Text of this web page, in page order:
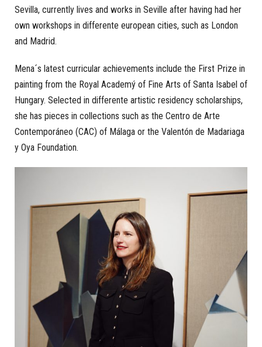
Sevilla, currently lives and works in Seville after having had her
own workshops in differente european cities, such as London
and Madrid.
Mena´s latest curricular achievements include the First Prize in
painting from the Royal Academý of Fine Arts of Santa Isabel of
Hungary. Selected in differente artistic residency scholarships,
she has pieces in collections such as the Centro de Arte
Contemporáneo (CAC) of Málaga or the Valentón de Madariaga
y Oya Foundation.